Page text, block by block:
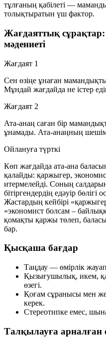
тұлғаның қабілеті —
толықтыратын үш фактор.
Жағдаяттық
мәдениеті
Жағдаят 1
Сен өзіңе ұнаған
Мұндай жағдайда не істер
Жағдаят 2
Ата-анаң саған бір
ұнамады. Ата-анаңның
Ойлануға түрткі
Көп жағдайда ата-ана
қалайды: қаржыгер,
итермелейді. Соның
бітіргендердің едәуір
Жастардың кейбірі
«экономист болсам –
қомақты қаржы төлеп,
бар.
Қысқаша бағдар
Таңдау — өмірлік
Қызығушылық, икем,
өзегі.
Қоғам сұранысы мен
керек.
Стереотипке емес,
Талқылауға арналған